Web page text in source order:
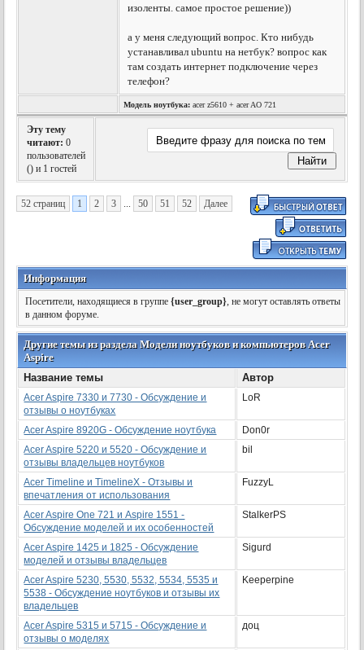
изоленты. самое простое решение))
а у меня следующий вопрос. Кто нибудь
устанавливал ubuntu на нетбук? вопрос как
там создать интернет подключение через
телефон?
Модель ноутбука: acer z5610 + acer AO 721
Эту тему
читают: 0
пользователей
() и 1 гостей
52 страниц 1 2 3 ... 50 51 52 Далее
Информация
Посетители, находящиеся в группе{user_group}, не могут оставлять ответы
в данном форуме.
Другие темы из раздела Модели ноутбуков и компьютеров Acer
Aspire
Название темы
Автор
Acer Aspire 7330 и 7730 - Обсуждение и
отзывы о ноутбуках
LoR
Acer Aspire 8920G - Обсуждение ноутбука
Don0r
Acer Aspire 5220 и 5520 - Обсуждение и
отзывы владельцев ноутбуков
bil
Acer Timeline и TimelineX - Отзывы и
впечатления от использования
FuzzyL
Acer Aspire One 721 и Aspire 1551 -
Обсуждение моделей и их особенностей
StalkerPS
Acer Aspire 1425 и 1825 - Обсуждение
моделей и отзывы владельцев
Sigurd
Acer Aspire 5230, 5530, 5532, 5534, 5535 и
5538 - Обсуждение ноутбуков и отзывы их
владельцев
Keeperpine
Acer Aspire 5315 и 5715 - Обсуждение и
отзывы о моделях
доц